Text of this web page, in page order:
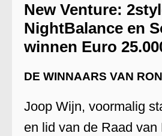
New Venture:
NightBalance en
winnen Euro
DE WINNAARS VAN
Joop Wijn, voormalig
en lid van de Raad van